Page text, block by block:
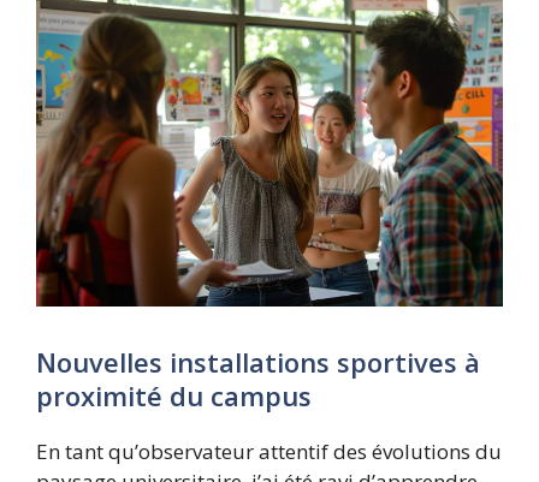
Nouvelles installations sportives à
proximité du campus
En tant qu’observateur attentif des évolutions du